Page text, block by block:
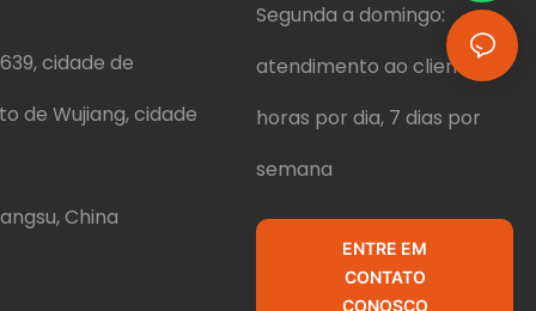
cidade de
de Wujiang, cidade
China
Segunda a domingo:
atendimento ao cliente 24
horas por dia, 7 dias por
semana
ENTRE EM
CONTATO
CONOSCO